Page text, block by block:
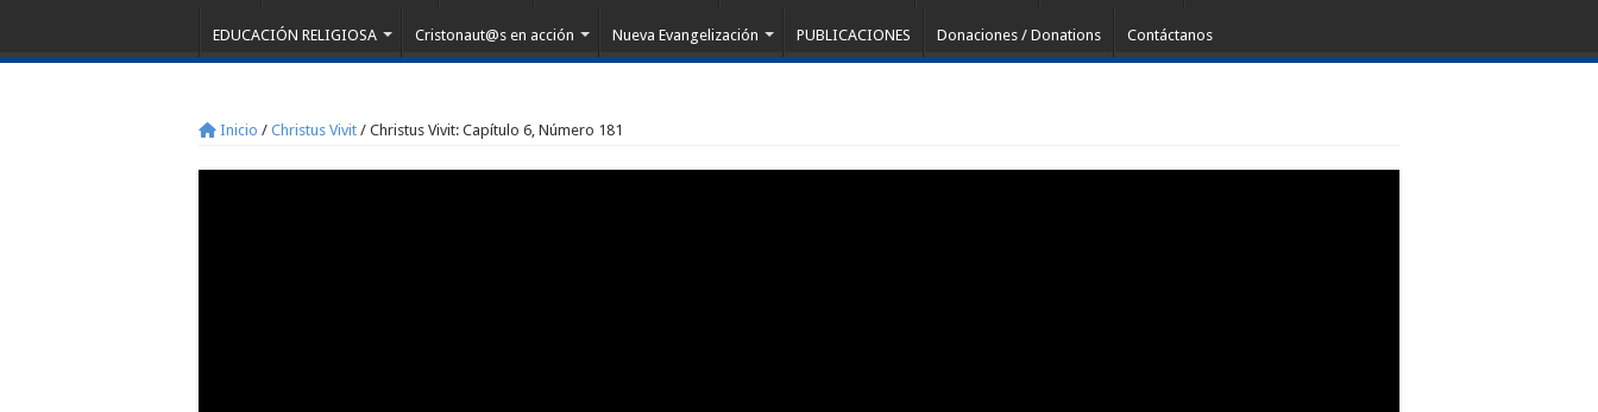
EDUCACIÓN RELIGIOSA Cristonaut@s en acción Nueva Evangelización PUBLICACIONES Donaciones / Donations Contáctanos
Inicio / Christus Vivit / Christus Vivit: Capítulo 6, Número 181